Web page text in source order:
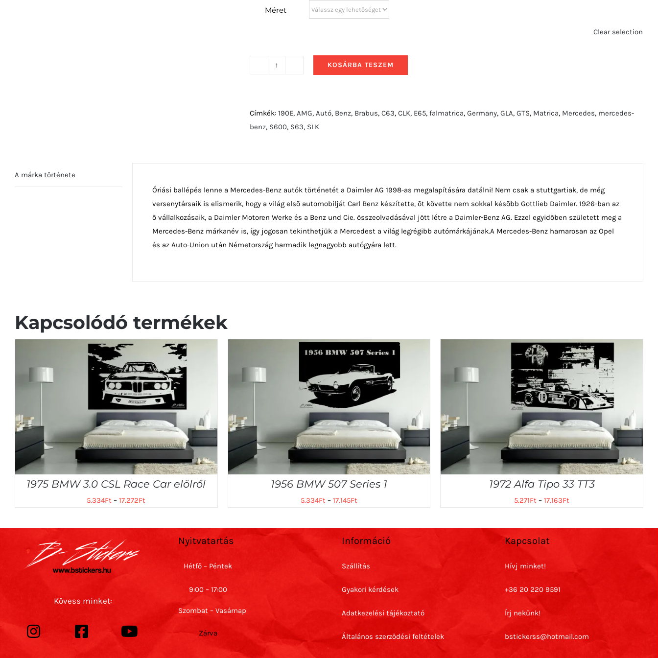
Méret
Clear selection
SLS
AMG
KOSÁRBA TESZEM
Címkék: 190E, AMG, Autó, Benz, Brabus, C63, CLK, E65, falmatrica, Germany, GLA, GTS, Matrica, Mercedes, mercedes-
benz, S600, S63, SLK
A márka története
Óriási ballépés lenne a Mercedes-Benz autók történetét a Daimler AG 1998-as megalapítására datálni! Nem csak a stuttgartiak, de még
versenytársaik is elismerik, hogy a világ elsõ automobilját Carl Benz készítette, õt követte nem sokkal késõbb Gottlieb Daimler. 1926-ban az
õ vállalkozásaik, a Daimler Motoren Werke és a Benz und Cie. összeolvadásával jött létre a Daimler-Benz AG. Ezzel egyidõben született meg a
Mercedes-Benz márkanév is, így jogosan tekinthetjük a Mercedest a világ legrégibb autómárkájának.A Mercedes-Benz hamarosan az Opel
és az Auto-Union után Németország harmadik legnagyobb autógyára lett.
Kapcsolódó termékek
1975 BMW 3.0 CSL Race Car elölről
5.334Ft –17.272Ft
1956 BMW 507 Series 1
5.334Ft– 17.145Ft
1972 Alfa Tipo 33 TT3
5.271Ft –17.163Ft
Kövess minket:
Nyitvatartás
Hétfő – Péntek
9:00 – 17:00
Szombat – Vasárnap
Zárva
Információ
Szállítás
Gyakori kérdések
Adatkezelési tájékoztató
Általános szerződési feltételek
Kapcsolat
Hívj minket!
+36 20 220 9591
Írj nekünk!
bstickerss@hotmail.com